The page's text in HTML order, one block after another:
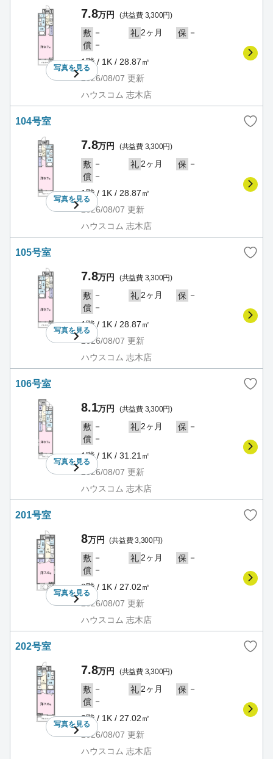
写真を見る
7.8万円 (共益費 3,300円)
敷 － 礼 2ヶ月 保 －
償 －
1階 / 1K / 28.87㎡
2026/08/07 更新
ハウスコム 志木店
104号室
写真を見る
7.8万円 (共益費 3,300円)
敷 － 礼 2ヶ月 保 －
償 －
1階 / 1K / 28.87㎡
2026/08/07 更新
ハウスコム 志木店
105号室
写真を見る
7.8万円 (共益費 3,300円)
敷 － 礼 2ヶ月 保 －
償 －
1階 / 1K / 28.87㎡
2026/08/07 更新
ハウスコム 志木店
106号室
写真を見る
8.1万円 (共益費 3,300円)
敷 － 礼 2ヶ月 保 －
償 －
1階 / 1K / 31.21㎡
2026/08/07 更新
ハウスコム 志木店
201号室
写真を見る
8万円 (共益費 3,300円)
敷 － 礼 2ヶ月 保 －
償 －
2階 / 1K / 27.02㎡
2026/08/07 更新
ハウスコム 志木店
202号室
写真を見る
7.8万円 (共益費 3,300円)
敷 － 礼 2ヶ月 保 －
償 －
2階 / 1K / 27.02㎡
2026/08/07 更新
ハウスコム 志木店